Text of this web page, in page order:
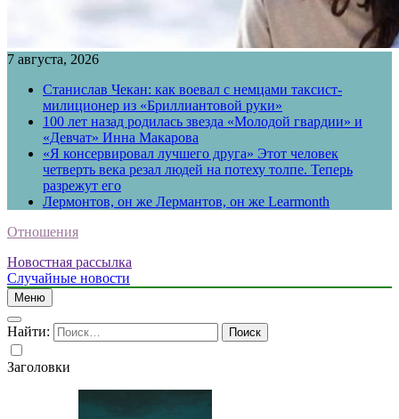
7 августа, 2026
Станислав Чекан: как воевал с немцами таксист-
милиционер из «Бриллиантовой руки»
100 лет назад родилась звезда «Молодой гвардии» и
«Девчат» Инна Макарова
«Я консервировал лучшего друга» Этот человек
четверть века резал людей на потеху толпе. Теперь
разрежут его
Лермонтов, он же Лермантов, он же Learmonth
Отношения
Новостная рассылка
Случайные новости
Меню
Найти:
Заголовки